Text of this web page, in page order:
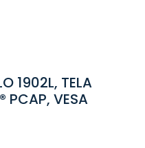
1902L, TELA
PCAP, VESA